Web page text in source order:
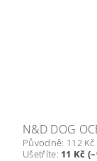
N&D DOG
Původně: 112 Kč
Ušetříte: 11 Kč